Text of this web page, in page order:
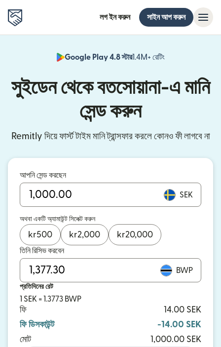
লগ ইন করুন সাইন আপ করুন
Google Play 4.8 স্টার1.4M+ রেটিং
সুইডেন থেকে বতসোয়ানা-এ মানি
সেন্ড করুন
Remitly দিয়ে ফার্স্ট টাইম মানি ট্রান্সফার করলে কোনও ফী লাগবে না
আপনি সেন্ড করছেন
SEK
অথবা একটি অ্যামাউন্ট সিলেক্ট করুন
kr500 kr2,000 kr20,000
তিনি রিসিভ করবেন
BWP
প্রতিদিনের রেট
1 SEK = 1.3773 BWP
ফি
14.00 SEK
ফি ডিসকাউন্ট
-14.00 SEK
মোট
1,000.00 SEK